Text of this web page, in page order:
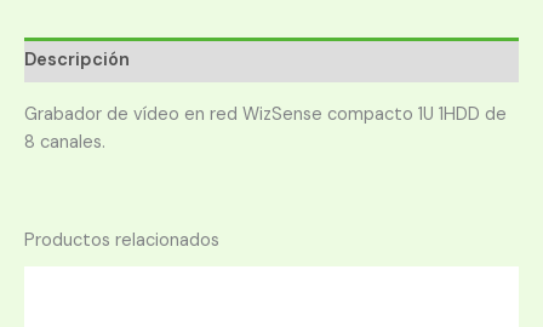
Descripción
Grabador de vídeo en red WizSense compacto 1U 1HDD de
8 canales.
Productos relacionados